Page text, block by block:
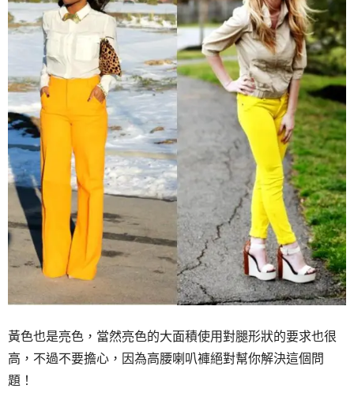
黃色也是亮色，當然亮色的大面積使用對腿形狀的要求也很
高，不過不要擔心，因為高腰喇叭褲絕對幫你解決這個問
題！